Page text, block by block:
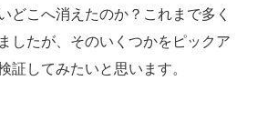
どこへ消えたのか？これまで多く
したが、そのいくつかをピックア
証してみたいと思います。